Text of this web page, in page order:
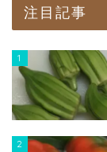
注目記事
1
2